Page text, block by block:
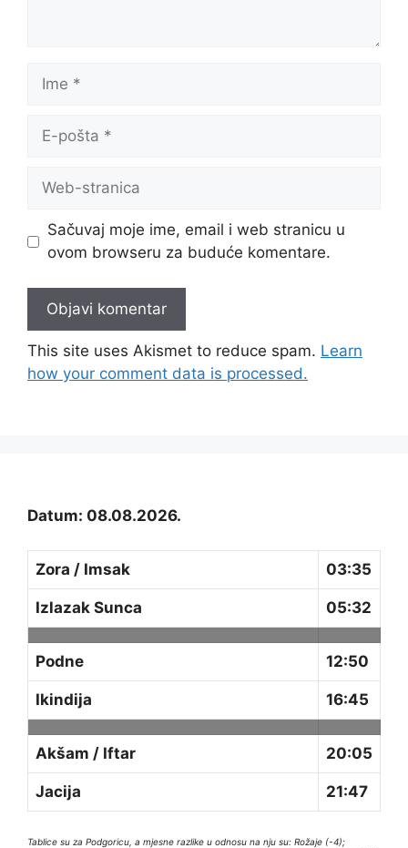
Ime
pošta
Web-
Sačuvaj moje ime, email i web stranicu u
ovom browseru za buduće komentare.
This site uses Akismet to reduce spam. Learn
how your comment data is processed.
Datum: 08.08.2026.
Zora / Imsak 03:35
Izlazak Sunca 05:32
Podne 12:50
Ikindija 16:45
Akšam / Iftar 20:05
Jacija 21:47
Tablice su za Podgoricu, a mjesne razlike u odnosu na nju su: Rožaje (-4);